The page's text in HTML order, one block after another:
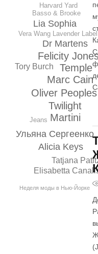
Oliver Peoples
Twilight
Marc Cain
Martini
Temple
Felicity
Ульяна Сергеенко
Alicia Keys
Dr Martens
Lia Sophia
Tory Burch
Tatjana
Elisabetta
Vera Wang Lavender Label
Jeans
Basso & Brooke
Harvard Yard
Неделя моды в Нью-Йорке